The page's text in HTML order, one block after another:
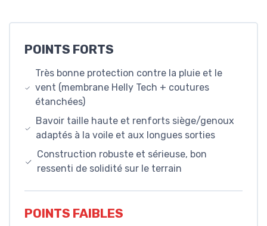
POINTS FORTS
Très bonne protection contre la pluie et le
vent (membrane Helly Tech + coutures
étanchées)
Bavoir taille haute et renforts siège/genoux
adaptés à la voile et aux longues sorties
Construction robuste et sérieuse, bon
ressenti de solidité sur le terrain
POINTS FAIBLES